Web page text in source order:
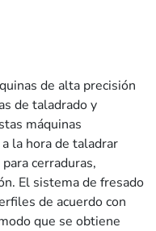
de alta precisión
de taladrado y
máquinas
la hora de taladrar
cerraduras,
El sistema de fresado
de acuerdo con
que se obtiene